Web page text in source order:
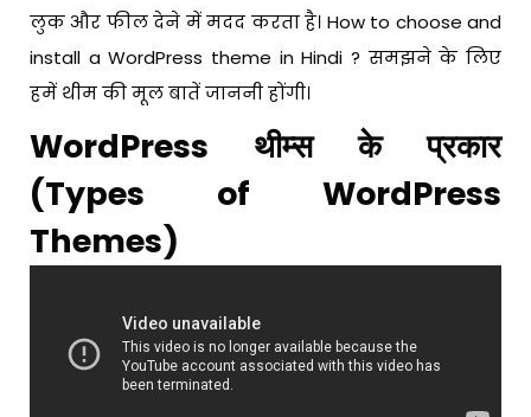
लुक और फील देने में मदद करता है। How to choose and
install a WordPress theme in Hindi ? समझने के लिए
हमें थीम की मूल बातें जाननी होंगी।
WordPress थीम्स के प्रकार
(Types of WordPress
Themes)